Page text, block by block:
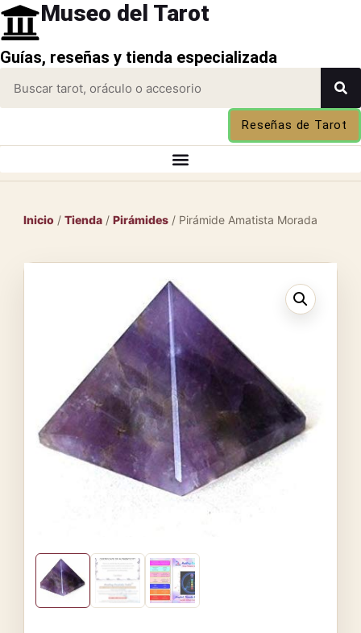
Museo del Tarot
Guías, reseñas y tienda especializada
Reseñas de Tarot
Inicio / Tienda / Pirámides / Pirámide Amatista Morada